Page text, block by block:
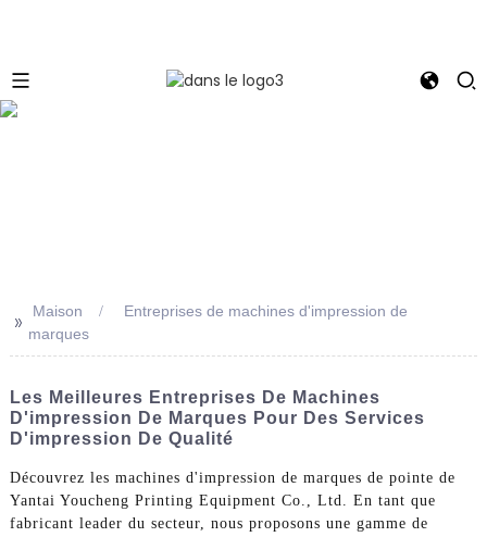
>> Maison
Entreprises de machines d'impression de
marques
Les Meilleures Entreprises De Machines
D'impression De Marques Pour Des Services
D'impression De Qualité
Découvrez les machines d'impression de marques de pointe de
Yantai Youcheng Printing Equipment Co., Ltd. En tant que
fabricant leader du secteur, nous proposons une gamme de